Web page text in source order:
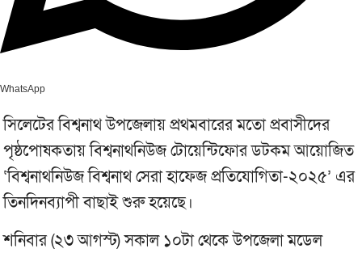
WhatsApp
সিলেটের বিশ্বনাথ উপজেলায় প্রথমবারের মতো প্রবাসীদের
পৃষ্ঠপোষকতায় বিশ্বনাথনিউজ টোয়েন্টিফোর ডটকম আয়োজিত
‘বিশ্বনাথনিউজ বিশ্বনাথ সেরা হাফেজ প্রতিযোগিতা-২০২৫’ এর
তিনদিনব্যাপী বাছাই শুরু হয়েছে।
শনিবার (২৩ আগস্ট) সকাল ১০টা থেকে উপজেলা মডেল